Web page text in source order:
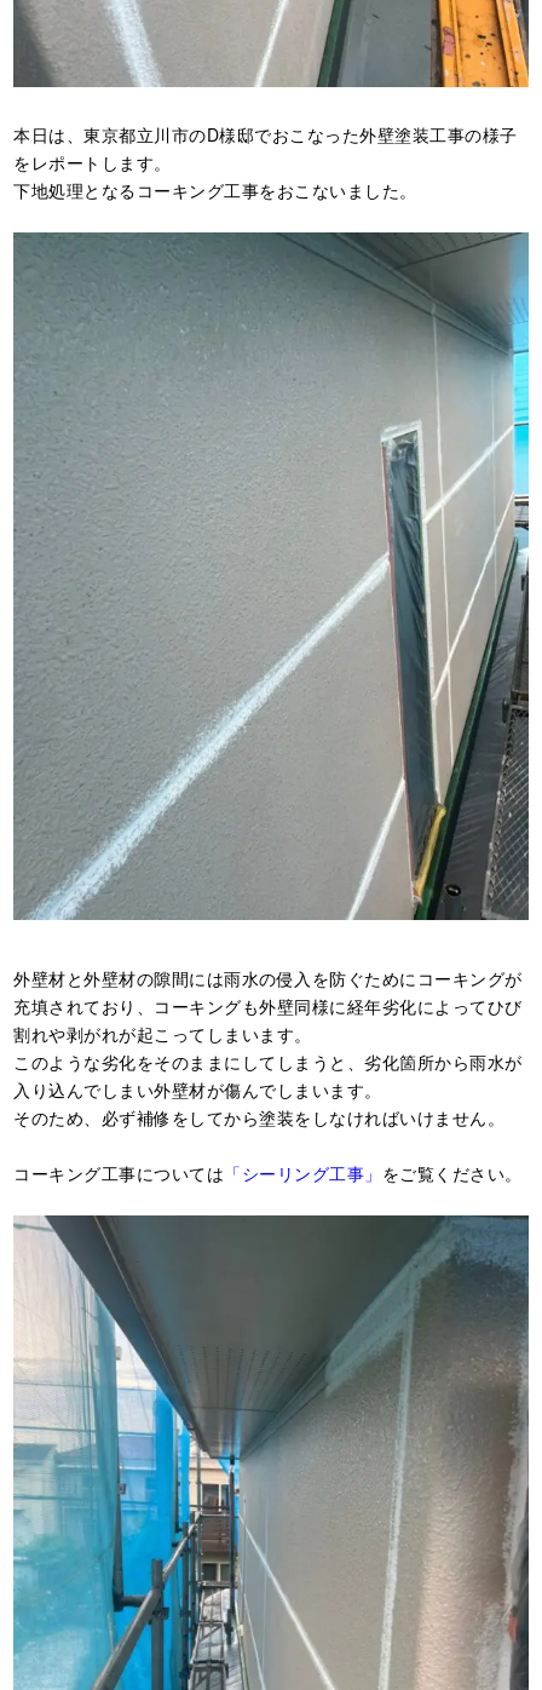
本日は、東京都立川市のD様邸でおこなった外壁塗装工事の様子
をレポートします。
下地処理となるコーキング工事をおこないました。
外壁材と外壁材の隙間には雨水の侵入を防ぐためにコーキングが
充填されており、コーキングも外壁同様に経年劣化によってひび
割れや剥がれが起こってしまいます。
このような劣化をそのままにしてしまうと、劣化箇所から雨水が
入り込んでしまい外壁材が傷んでしまいます。
そのため、必ず補修をしてから塗装をしなければいけません。
コーキング工事については 「シーリング工事」 をご覧ください。